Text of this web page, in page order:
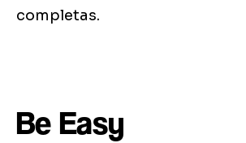
completas.
Be Easy